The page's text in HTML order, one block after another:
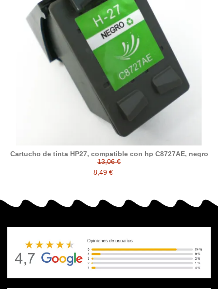
Cartucho de tinta HP27, compatible con hp C8727AE, negro
13,06 €
8,49 €